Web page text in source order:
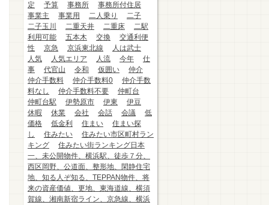
定
予算 事務所
事務所付住居
事業主
事業用 二人乗り
二子
二子玉川
二重天井 二重床
二駅
利用可能
五本木 交換
交通利便
性
京急 京浜東北線
人は武士
人気
人気エリア 人流 今年
仕
事
代官山 令和 仮囲い
仲介
仲介手数料
仲介手数料0
仲介手数
料なし
仲介手数料不要
仲町台
仲町台駅
伊勢原市 伊東
伊豆
休暇
休業 会社 会話 会議
低
価格
低金利 住まい
住まい探
し
住みたい
住みたい市区町村ラン
キング
住みたい街ランキング日本
一、未公開物件、横浜駅、徒歩７分、
西区岡野、公道面、整形地、閑静住宅
地、知る人ぞ知る、TEPPAN物件、将
来の資産価値、更地、東海道線、横須
賀線、湘南新宿ライン、京急線、横浜